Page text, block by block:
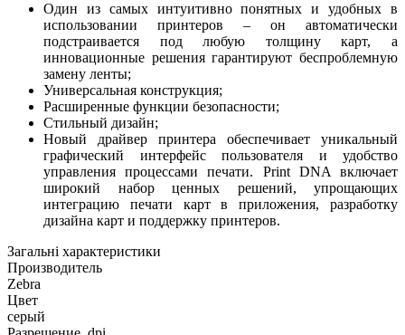
Один из самых интуитивно понятных и удобных в
использовании принтеров – он автоматически
подстраивается под любую толщину карт, а
инновационные решения гарантируют беспроблемную
замену ленты;
Универсальная конструкция;
Расширенные функции безопасности;
Стильный дизайн;
Новый драйвер принтера обеспечивает уникальный
графический интерфейс пользователя и удобство
управления процессами печати. Print DNA включает
широкий набор ценных решений, упрощающих
интеграцию печати карт в приложения, разработку
дизайна карт и поддержку принтеров.
Загальні характеристики
Производитель
Zebra
Цвет
серый